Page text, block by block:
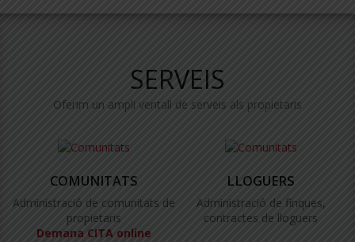
SERVEIS
Oferim un ampli ventall de serveis als propietaris
COMUNITATS
Administració de comunitats de
propietaris
Demana CITA online
LLOGUERS
Administració de finques,
contractes de lloguers